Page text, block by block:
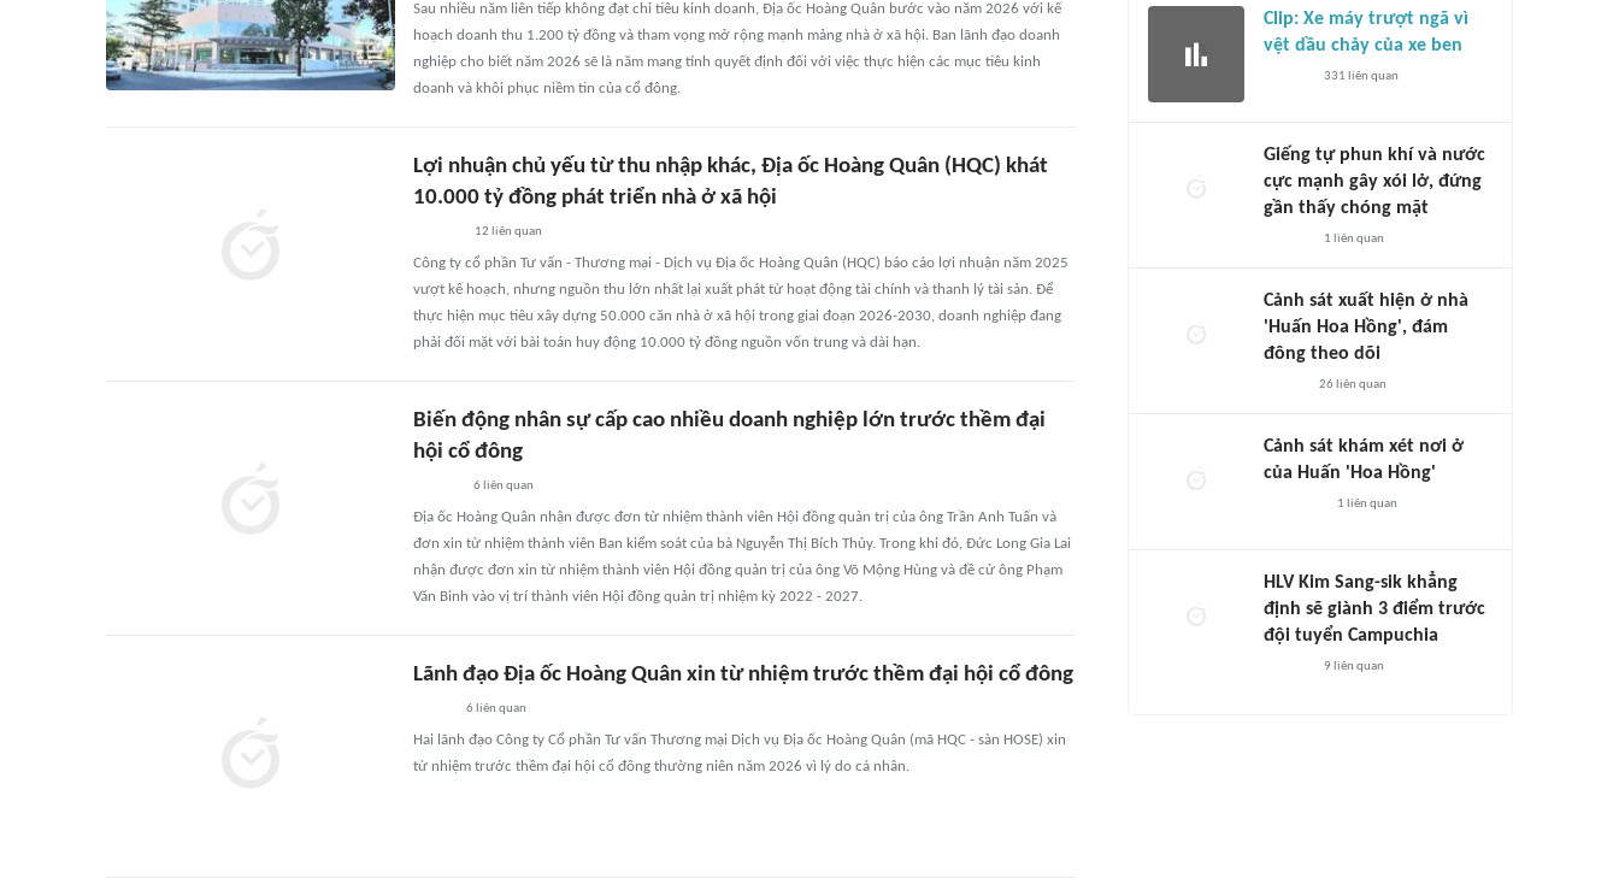
Sau nhiều năm liên tiếp không đạt chỉ tiêu kinh doanh, Địa ốc Hoàng Quân bước vào năm 2026 với kế
hoạch doanh thu 1.200 tỷ đồng và tham vọng mở rộng mạnh mảng nhà ở xã hội. Ban lãnh đạo doanh
nghiệp cho biết năm 2026 sẽ là năm mang tính quyết định đối với việc thực hiện các mục tiêu kinh
doanh và khôi phục niềm tin của cổ đông.
Lợi nhuận chủ yếu từ thu nhập khác, Địa ốc Hoàng Quân (HQC) khát
10.000 tỷ đồng phát triển nhà ở xã hội
12 liên quan
Công ty cổ phần Tư vấn - Thương mại - Dịch vụ Địa ốc Hoàng Quân (HQC) báo cáo lợi nhuận năm 2025
vượt kế hoạch, nhưng nguồn thu lớn nhất lại xuất phát từ hoạt động tài chính và thanh lý tài sản. Để
thực hiện mục tiêu xây dựng 50.000 căn nhà ở xã hội trong giai đoạn 2026-2030, doanh nghiệp đang
phải đối mặt với bài toán huy động 10.000 tỷ đồng nguồn vốn trung và dài hạn.
Biến động nhân sự cấp cao nhiều doanh nghiệp lớn trước thềm đại
hội cổ đông
6 liên quan
Địa ốc Hoàng Quân nhận được đơn từ nhiệm thành viên Hội đồng quản trị của ông Trần Anh Tuấn và
đơn xin từ nhiệm thành viên Ban kiểm soát của bà Nguyễn Thị Bích Thủy. Trong khi đó, Đức Long Gia Lai
nhận được đơn xin từ nhiệm thành viên Hội đồng quản trị của ông Võ Mộng Hùng và đề cử ông Phạm
Văn Binh vào vị trí thành viên Hội đồng quản trị nhiệm kỳ 2022 - 2027.
Lãnh đạo Địa ốc Hoàng Quân xin từ nhiệm trước thềm đại hội cổ đông
6 liên quan
Hai lãnh đạo Công ty Cổ phần Tư vấn Thương mại Dịch vụ Địa ốc Hoàng Quân (mã HQC - sàn HOSE) xin
từ nhiệm trước thềm đại hội cổ đông thường niên năm 2026 vì lý do cá nhân.
Clip: Xe máy trượt ngã vì
vệt dầu chảy của xe ben
331 liên quan
Giếng tự phun khí và nước
cực mạnh gây xói lở, đứng
gần thấy chóng mặt
1 liên quan
Cảnh sát xuất hiện ở nhà
'Huấn Hoa Hồng', đám
đông theo dõi
26 liên quan
Cảnh sát khám xét nơi ở
của Huấn 'Hoa Hồng'
1 liên quan
HLV Kim Sang-sik khẳng
định sẽ giành 3 điểm trước
đội tuyển Campuchia
9 liên quan